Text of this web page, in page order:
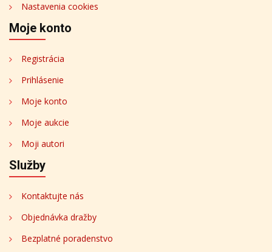
Nastavenia cookies
Moje konto
Registrácia
Prihlásenie
Moje konto
Moje aukcie
Moji autori
Služby
Kontaktujte nás
Objednávka dražby
Bezplatné poradenstvo